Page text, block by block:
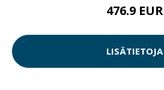
476.9 EUR
LISÄTIETOJA